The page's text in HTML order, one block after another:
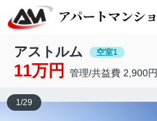
アストルム 空室1
11万円 管理/共益費 2,900円
1/29